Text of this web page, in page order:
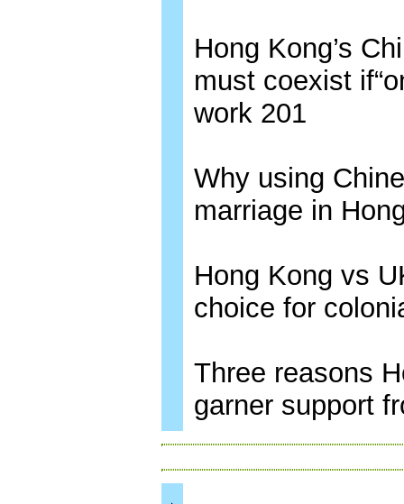
Hong Kong’s
must coexist
work 201
Why using
marriage in
Hong Kong vs
choice for
Three reasons
garner support